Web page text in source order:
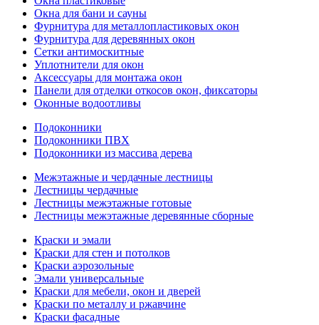
Окна для бани и сауны
Фурнитура для металлопластиковых окон
Фурнитура для деревянных окон
Сетки антимоскитные
Уплотнители для окон
Аксессуары для монтажа окон
Панели для отделки откосов окон, фиксаторы
Оконные водоотливы
Подоконники
Подоконники ПВХ
Подоконники из массива дерева
Межэтажные и чердачные лестницы
Лестницы чердачные
Лестницы межэтажные готовые
Лестницы межэтажные деревянные сборные
Краски и эмали
Краски для стен и потолков
Краски аэрозольные
Эмали универсальные
Краски для мебели, окон и дверей
Краски по металлу и ржавчине
Краски фасадные